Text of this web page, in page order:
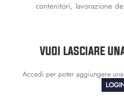
contenitori, lavorazione
VUOI LASCIARE
Accedi per poter aggiungere